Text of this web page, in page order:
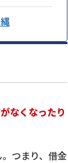
なくなったり
つまり、借金